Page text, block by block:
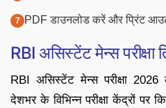
PDF डाउनलोड करें और प्रिंट
RBI असिस्टेंट मेन्स
RBI असिस्टेंट मेन्स परीक्षा
देशभर के विभिन्न परीक्षा केंद्रों पर